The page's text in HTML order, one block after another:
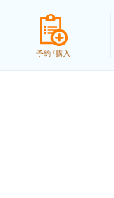
予約 / 購入